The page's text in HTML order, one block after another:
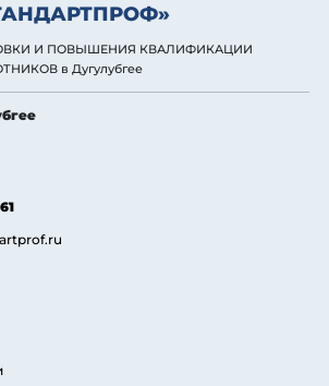
И ПОВЫШЕНИЯ КВАЛИФИКАЦИИ
в Дугулубгее